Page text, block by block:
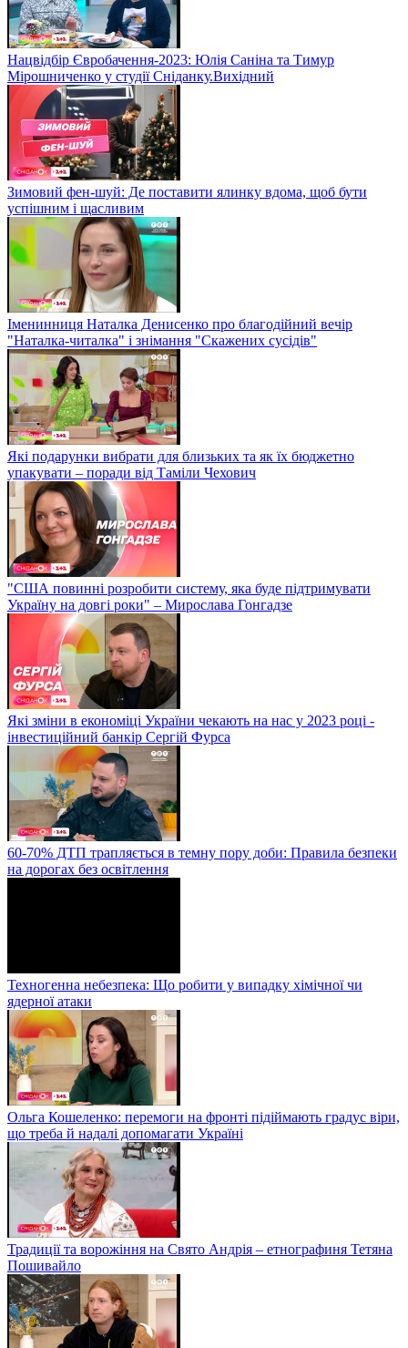
Нацвідбір Євробачення-2023: Юлія Саніна та Тимур
Мірошниченко у студії Сніданку.Вихідний
Зимовий фен-шуй: Де поставити ялинку вдома, щоб бути
успішним і щасливим
Іменинниця Наталка Денисенко про благодійний вечір
"Наталка-читалка" і знімання "Скажених сусідів"
Які подарунки вибрати для близьких та як їх бюджетно
упакувати – поради від Таміли Чехович
"США повинні розробити систему, яка буде підтримувати
Україну на довгі роки" – Мирослава Гонгадзе
Які зміни в економіці України чекають на нас у 2023 році -
інвестиційний банкір Сергій Фурса
60-70% ДТП трапляється в темну пору доби: Правила безпеки
на дорогах без освітлення
Техногенна небезпека: Що робити у випадку хімічної чи
ядерної атаки
Ольга Кошеленко: перемоги на фронті підіймають градус віри,
що треба й надалі допомагати Україні
Традиції та ворожіння на Свято Андрія – етнографиня Тетяна
Пошивайло